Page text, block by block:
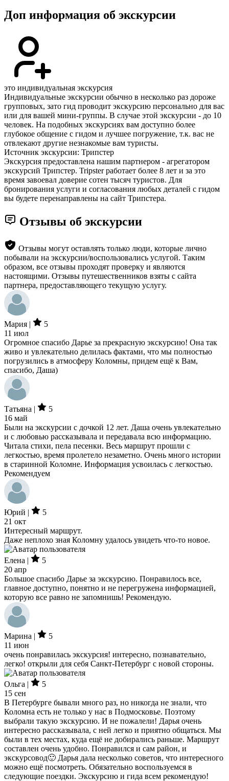
Доп информация об экскурсии
это индивидуальная экскурсия
Индивидуальные экскурсии обычно в несколько раз дороже
групповых, зато гид проводит экскурсию персонально для вас
или для вашей мини-группы. В случае этой экскурсии - до 10
человек. На подобных экскурсиях вам доступно более
глубокое общение с гидом и лучшее погружение, т.к. вас не
отвлекают другие незнакомые вам туристы.
Источник экскурсии: Трипстер
Экскурсия предоставлена нашим партнером - агрегатором
экскурсий Трипстер. Tripster работает более 8 лет и за это
время завоевал доверие сотен тысяч туристов. Для
бронирования услуги и согласования любых деталей с гидом
вы будете перенаправлены на сайт Трипстера.
Отзывы об экскурсии
Отзывы могут оставлять только люди, которые лично
побывали на экскурсии/воспользовались услугой. Таким
образом, все отзывы проходят проверку и являются
настоящими. Отзывы путешественников взяты с сайта
партнера, предоставляющего текущую услугу.
Мария |
5
11 июл
Огромное спасибо Дарье за прекрасную экскурсию! Она так
живо и увлекательно делилась фактами, что мы полностью
погрузились в атмосферу Коломны, придем ещё к Вам,
спасибо, Даша)
Татьяна |
5
16 май
Были на экскурсии с дочкой 12 лет. Даша очень увлекательно
и с любовью рассказывала и передавала всю информацию.
Читала стихи, пела песенки. Весь маршрут прошли с
легкостью, время пролетело незаметно. Очень много истории
в старинной Коломне. Информация усвоилась с легкостью.
Рекомендуем
Юрий |
5
21 окт
Интересный маршрут.
Даже неплохо зная Коломну удалось увидеть что-то новое.
Елена |
5
20 апр
Большое спасибо Дарье за экскурсию. Понравилось все,
главное доступно, понятно и не перегружена информацией,
которую все равно не запомнишь! Рекомендую.
Марина |
5
11 июн
очень понравилась экскурсия! интересно, познавательно,
легко! открыли для себя Санкт-Петербург с новой стороны.
Ольга |
5
15 сен
В Петербурге бывали много раз, но никогда не знали, что
Коломна есть не только у нас в Подмосковье. Поэтому
выбрали такую экскурсию. И не пожалели! Дарья очень
интересно рассказывала, с ней легко и приятно общаться. Мы
были в тех местах, куда ещё не добирались раньше. Маршрут
составлен очень удобно. Понравился и сам район, и
экскурсовод🙂 Дарья дала несколько советов, что интересного
можно ещё посмотреть. Обязательно воспользуемся в
следующие поездки. Экскурсию и гида всем рекомендую!